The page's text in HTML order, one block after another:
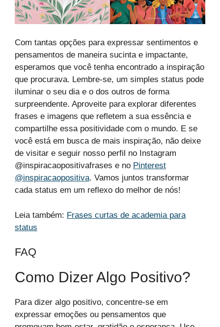
Com tantas opções para expressar sentimentos e
pensamentos de maneira sucinta e impactante,
esperamos que você tenha encontrado a inspiração
que procurava. Lembre-se, um simples status pode
iluminar o seu dia e o dos outros de forma
surpreendente. Aproveite para explorar diferentes
frases e imagens que refletem a sua essência e
compartilhe essa positividade com o mundo. E se
você está em busca de mais inspiração, não deixe
de visitar e seguir nosso perfil no Instagram
@inspiracaopositivafrases e no Pinterest
@inspiracaopositiva. Vamos juntos transformar
cada status em um reflexo do melhor de nós!
Leia também: Frases curtas de academia para
status
FAQ
Como Dizer Algo Positivo?
Para dizer algo positivo, concentre-se em
expressar emoções ou pensamentos que